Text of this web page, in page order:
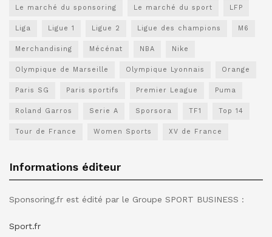
Le marché du sponsoring Le marché du sport LFP
Liga Ligue 1 Ligue 2 Ligue des champions M6
Merchandising Mécénat NBA Nike
Olympique de Marseille Olympique Lyonnais Orange
Paris SG Paris sportifs Premier League Puma
Roland Garros Serie A Sporsora TF1 Top 14
Tour de France Women Sports XV de France
Informations éditeur
Sponsoring.fr est édité par le Groupe SPORT BUSINESS :
Sport.fr